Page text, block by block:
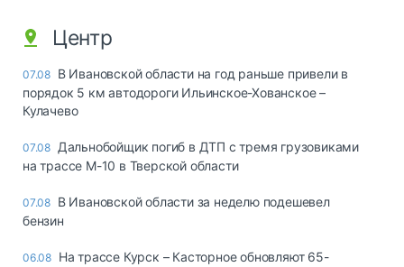
Центр
07.08 В Ивановской области на год раньше привели в
порядок 5 км автодороги Ильинское-Хованское –
Кулачево
07.08 Дальнобойщик погиб в ДТП с тремя грузовиками
на трассе М-10 в Тверской области
07.08 В Ивановской области за неделю подешевел
бензин
06.08 На трассе Курск – Касторное обновляют 65-